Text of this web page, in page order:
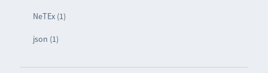
NeTEx (1)
json (1)